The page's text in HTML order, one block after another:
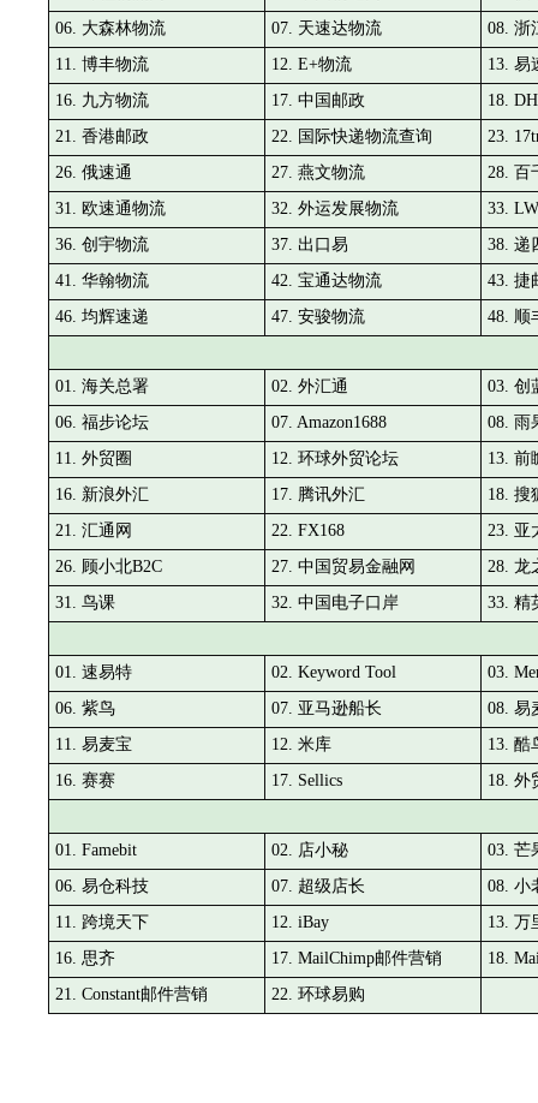
06. 大森林物流
07. 天速达物流
08. 浙
11. 博丰物流
12. E+物流
13. 易
16. 九方物流
17. 中国邮政
18.
21. 香港邮政
22. 国际快递物流查询
23.
26. 俄速通
27. 燕文物流
28. 百
31. 欧速通物流
32. 外运发展物流
33.
36. 创宇物流
37. 出口易
38. 递
41. 华翰物流
42. 宝通达物流
43. 捷
46. 均辉速递
47. 安骏物流 48. 顺
01. 海关总署 02. 外汇通
03. 创
06. 福步论坛
07. Amazon1688
08. 雨
11. 外贸圈
12. 环球外贸论坛
13. 前
16. 新浪外汇
17. 腾讯外汇
18. 搜
21. 汇通网
22. FX168
23. 亚
26. 顾小北B2C
27. 中国贸易金融网
28. 龙
31. 鸟课
32. 中国电子口岸 33. 精
01. 速易特 02. Keyword Tool
03.
06. 紫鸟
07. 亚马逊船长
08. 易
11. 易麦宝
12. 米库
13. 酷
16. 赛赛
17. Sellics 18. 外
01. Famebit 02. 店小秘
03. 芒
06. 易仓科技
07. 超级店长
08. 小
11. 跨境天下
12. iBay
13. 万
16. 思齐
17. MailChimp邮件营销
18.
21. Constant邮件营销
22. 环球易购